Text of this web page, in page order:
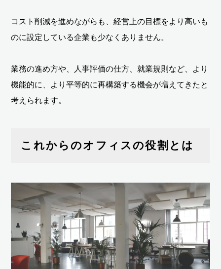
コスト削減を進めながらも、経営上の目標をより高いも
のに設定している企業も少なくありません。
業務の進め方や、人事評価の仕方、就業規則など、より
機能的に、より平等的に再構築する機会が増えてきたと
考えられます。
これからのオフィスの役割とは